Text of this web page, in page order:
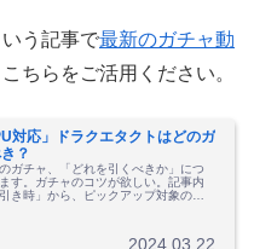
う記事で最新のガチャ動
ちらをご活用ください。
対応」ドラクエタクトはどのガ
？
ガチャ、「どれを引くべきか」につ
す。ガチャのコツが欲しい。記事内
き時」から、ピックアップ対象の選
2024.03.22